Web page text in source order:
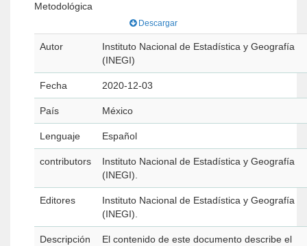
Metodológica
Descargar
Autor
Instituto Nacional de Estadística y Geografía
(INEGI)
Fecha 2020-12-03
País México
Lenguaje Español
contributors
Instituto Nacional de Estadística y Geografía
(INEGI).
Editores
Instituto Nacional de Estadística y Geografía
(INEGI).
Descripción
El contenido de este documento describe el